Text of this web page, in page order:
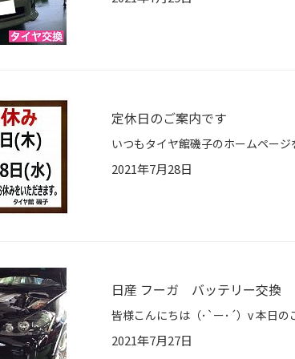
定休日のご案内です
2021年7月28日
日産 フーガ バッテリー交換
2021年7月27日